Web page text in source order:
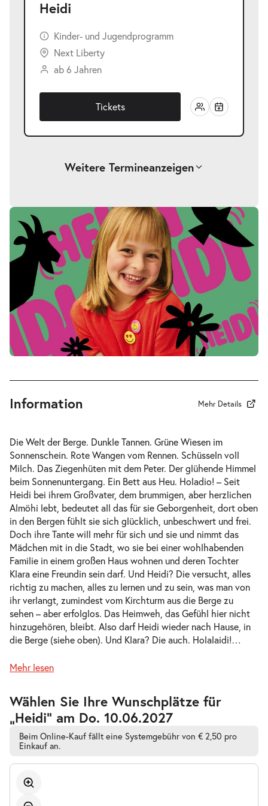
Heidi
Kinder- und Jugendprogramm
Next Liberty
ab 6 Jahren
Tickets
Weitere Termineanzeigen
Heidi-
Fr.
23.04.2027
Fr. 23.04.2027
17:00–18:00 Uhr
Tickets
Heidi-
Sa.
24.04.2027
Sa. 24.04.2027
Tickets
Heidi-
Mi.
12.05.2027
Mi. 12.05.2027
10:30–11:30 Uhr
Tickets
Heidi -
Do.
13.05.2027
Do. 13.05.2027
10:30–11:30 Uhr
Tickets
Heidi
13.05.2027
16:00–17:00 Uhr
Tickets
Information Mehr Details
Die Welt der Berge. Dunkle Tannen. Grüne Wiesen im
Sonnenschein. Rote Wangen vom Rennen. Schüsseln voll
Milch. Das Ziegenhüten mit dem Peter. Der glühende Himmel
beim Sonnenuntergang. Ein Bett aus Heu. Holadio! – Seit
Heidi bei ihrem Großvater, dem brummigen, aber herzlichen
Almöhi lebt, bedeutet all das für sie Geborgenheit, dort oben
in den Bergen fühlt sie sich glücklich, unbeschwert und frei.
Doch ihre Tante will mehr für sich und sie und nimmt das
Mädchen mit in die Stadt, wo sie bei einer wohlhabenden
Familie in einem großen Haus wohnen und deren Tochter
Klara eine Freundin sein darf. Und Heidi? Die versucht, alles
richtig zu machen, alles zu lernen und zu sein, was man von
ihr verlangt, zumindest vom Kirchturm aus die Berge zu
sehen – aber erfolglos. Das Heimweh, das Gefühl hier nicht
hinzugehören, bleibt. Also darf Heidi wieder nach Hause, in
die Berge (siehe oben). Und Klara? Die auch. Holalaidi!…
Mehr lesen
Wählen Sie Ihre Wunschplätze für
„Heidi” am Do. 10.06.2027
Beim Online-Kauf fällt eine Systemgebühr von € 2,50 pro
Einkauf an.
Zur
barrierefreien
automatischen
Bestplatzwahl